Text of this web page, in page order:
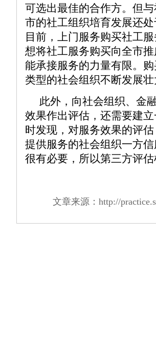
可选出最佳的合作方。但
市的社工组织培育发展还
目前，上门服务购买社工
想将社工服务购买向全市
能承接服务的力量有限。
类型的社会组织不断发展
此外，向社会组织、金
效果作出评估，还需要建
时发现，对服务效果的评
提供服务的社会组织一方
很有必要，所以第三方评
文章来源：http://